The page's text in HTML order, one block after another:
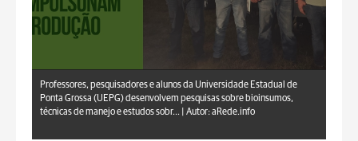
Professores, pesquisadores e alunos da Universidade Estadual de
Ponta Grossa (UEPG) desenvolvem pesquisas sobre bioinsumos,
técnicas de manejo e estudos sobr... |
Autor: aRede.info